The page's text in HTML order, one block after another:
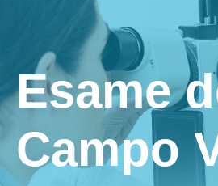
Esame
Campo